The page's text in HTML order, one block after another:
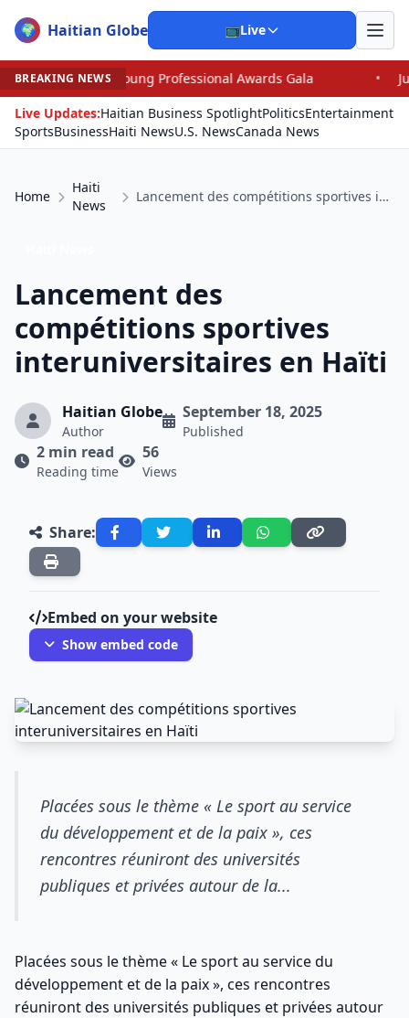
🌍 Haitian Globe 📺Live
BREAKING NEWSAwards Gala •
Judge Pained as He
Live Updates:Haitian Business SpotlightPoliticsEntertainment
SportsBusinessHaiti NewsU.S. NewsCanada News
Home
Haiti
News
Lancement des compétitions sportives interuniversitaires en Haïti
Lancement des
compétitions sportives
interuniversitaires en Haïti
Haitian Globe
Author
September 18, 2025
Published
2 min read
Reading time
56
Views
Share:
Embed on your website
Show embed code
Placées sous le thème « Le sport au service
du développement et de la paix », ces
rencontres réuniront des universités
publiques et privées autour de la...
Placées sous le thème « Le sport au service du
développement et de la paix », ces rencontres
réuniront des universités publiques et privées autour